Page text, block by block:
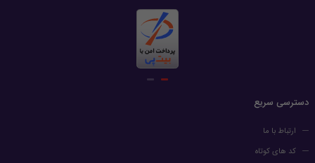
دسترسی سریع
ارتباط با ما
کد های کوتاه